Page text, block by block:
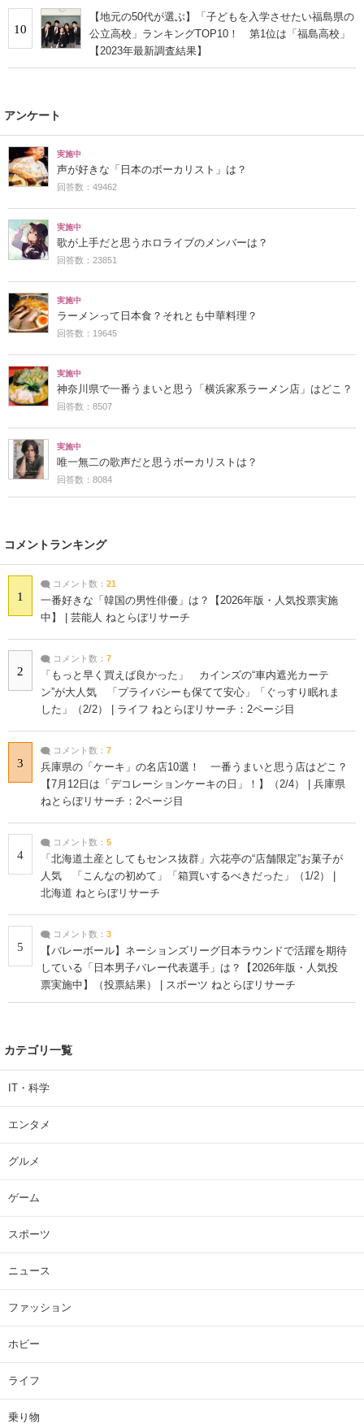
10
【地元の50代が選ぶ】「子どもを入学させたい福島県の
公立高校」ランキングTOP10！ 第1位は「福島高校」
【2023年最新調査結果】
アンケート
実施中
声が好きな「日本のボーカリスト」は？
回答数：49462
実施中
歌が上手だと思うホロライブのメンバーは？
回答数：23851
実施中
ラーメンって日本食？それとも中華料理？
回答数：19645
実施中
神奈川県で一番うまいと思う「横浜家系ラーメン店」はどこ？
回答数：8507
実施中
唯一無二の歌声だと思うボーカリストは？
回答数：8084
コメントランキング
1
コメント数： 21
一番好きな「韓国の男性俳優」は？【2026年版・人気投票実施
中】 | 芸能人 ねとらぼリサーチ
2
コメント数： 7
「もっと早く買えば良かった」 カインズの“車内遮光カーテ
ン”が大人気 「プライバシーも保てて安心」「ぐっすり眠れま
した」（2/2） | ライフ ねとらぼリサーチ：2ページ目
3
コメント数： 7
兵庫県の「ケーキ」の名店10選！ 一番うまいと思う店はどこ？
【7月12日は「デコレーションケーキの日」！】（2/4） | 兵庫県
ねとらぼリサーチ：2ページ目
4
コメント数： 5
「北海道土産としてもセンス抜群」六花亭の“店舗限定”お菓子が
人気 「こんなの初めて」「箱買いするべきだった」（1/2） |
北海道 ねとらぼリサーチ
5
コメント数： 3
【バレーボール】ネーションズリーグ日本ラウンドで活躍を期待
している「日本男子バレー代表選手」は？【2026年版・人気投
票実施中】（投票結果） | スポーツ ねとらぼリサーチ
カテゴリ一覧
IT・科学
エンタメ
グルメ
ゲーム
スポーツ
ニュース
ファッション
ホビー
ライフ
乗り物